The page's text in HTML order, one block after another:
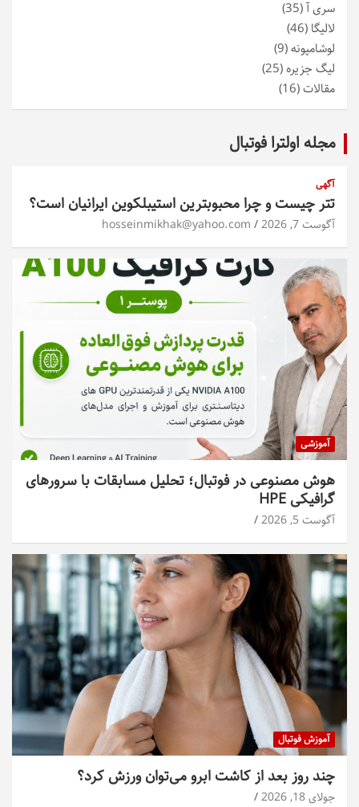
سری آ(35)
لالیگا (46)
لوشامپونه(9)
لیگ جزیره(25)
مقالات(16)
مجله اولترا فوتبال
آگهی
تتر چیست و چرا محبوبترین استیبلکوین ایرانیان است؟
آگوست 7, 2026 hosseinmikhak@yahoo.com
آموزشی
هوش مصنوعی در فوتبال؛ تحلیل مسابقات با سرورهای
گرافیکی HPE
آگوست 5, 2026
آموزش فوتبال
چند روز بعد از کاشت ابرو می‌توان ورزش کرد؟
جولای 18, 2026